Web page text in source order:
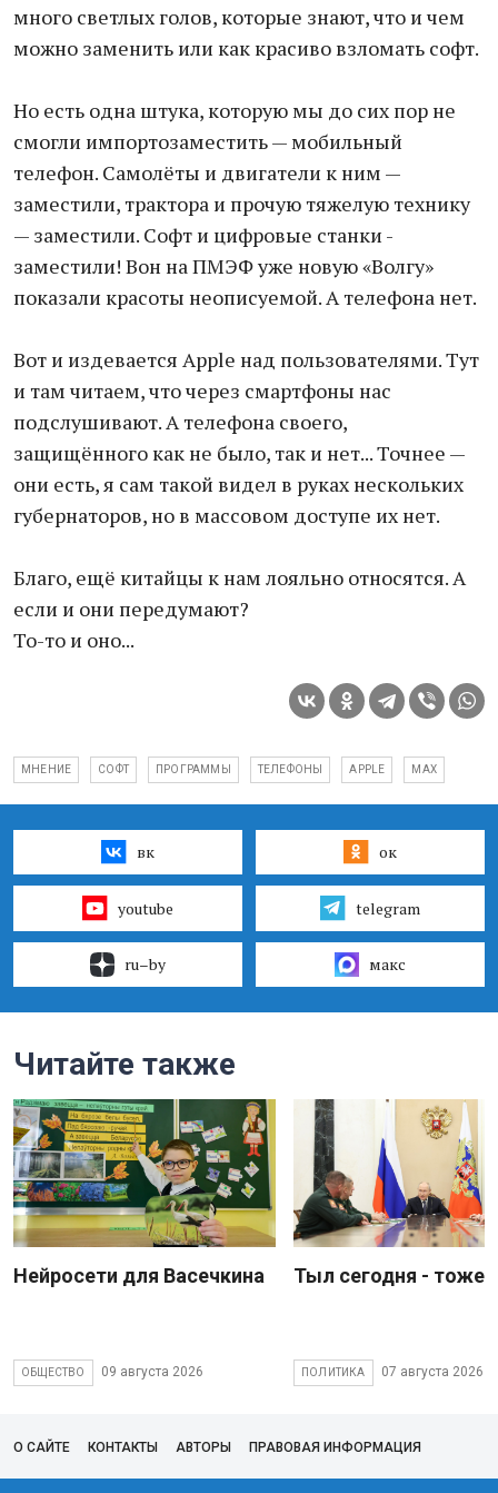
много светлых голов, которые знают, что и чем
можно заменить или как красиво взломать софт.
Но есть одна штука, которую мы до сих пор не
смогли импортозаместить — мобильный
телефон. Самолёты и двигатели к ним —
заместили, трактора и прочую тяжелую технику
— заместили. Софт и цифровые станки -
заместили! Вон на ПМЭФ уже новую «Волгу»
показали красоты неописуемой. А телефона нет.
Вот и издевается Apple над пользователями. Тут
и там читаем, что через смартфоны нас
подслушивают. А телефона своего,
защищённого как не было, так и нет... Точнее —
они есть, я сам такой видел в руках нескольких
губернаторов, но в массовом доступе их нет.
Благо, ещё китайцы к нам лояльно относятся. А
если и они передумают?
То-то и оно...
МНЕНИЕ СОФТ ПРОГРАММЫ ТЕЛЕФОНЫ APPLE MAX
вк ок
youtube telegram
ru–by макс
Читайте также
Нейросети для Васечкина
ОБЩЕСТВО 09 августа 2026
Тыл сегодня - тоже
ПОЛИТИКА 07 августа 2026
О САЙТЕ КОНТАКТЫ АВТОРЫ ПРАВОВАЯ ИНФОРМАЦИЯ